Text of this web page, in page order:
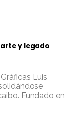
arte y legado
Luis
Fundado en